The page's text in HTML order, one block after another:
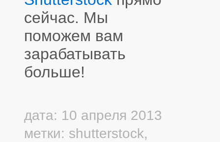
сейчас. Мы
поможем вам
зарабатывать
больше!
дата: 10 апреля 2013
метки: shutterstock,